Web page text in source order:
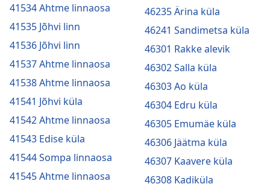
41534 Ahtme linnaosa
41535 Jõhvi linn
41536 Jõhvi linn
41537 Ahtme linnaosa
41538 Ahtme linnaosa
41541 Jõhvi küla
41542 Ahtme linnaosa
41543 Edise küla
41544 Sompa linnaosa
41545 Ahtme linnaosa
46235 Ärina küla
46241 Sandimetsa küla
46301 Rakke alevik
46302 Salla küla
46303 Ao küla
46304 Edru küla
46305 Emumäe küla
46306 Jäätma küla
46307 Kaavere küla
46308 Kadiküla